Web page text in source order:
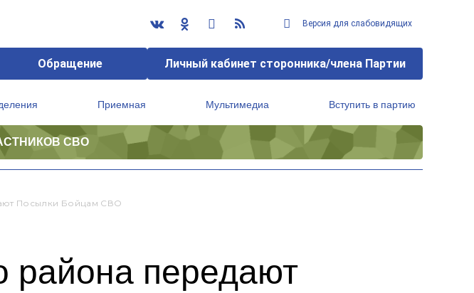
Версия для слабовидящих
Обращение Личный кабинет сторонника/члена Партии
Приемная Мультимедиа Вступить в партию
СВО
Посылки Бойцам СВО
района передают